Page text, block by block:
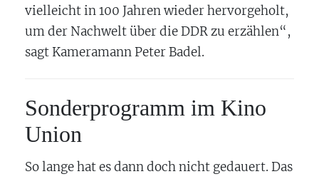
vielleicht in 100 Jahren wieder hervorgeholt,
um der Nachwelt über die DDR zu erzählen“,
sagt Kameramann Peter Badel.
Sonderprogramm im Kino
Union
So lange hat es dann doch nicht gedauert. Das